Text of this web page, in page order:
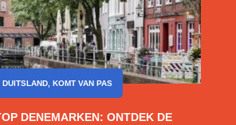
DENEMARKEN: ONTDEK DE
DUITSLAND, KOMT VAN PAS